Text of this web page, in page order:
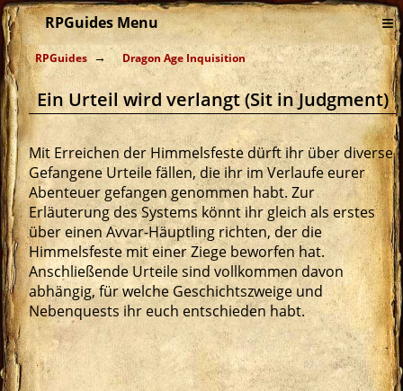
RPGuides Menu ≡
RPGuides Dragon Age Inquisition
Ein Urteil wird verlangt (Sit in Judgment)
Mit Erreichen der Himmelsfeste dürft ihr über diverse
Gefangene Urteile fällen, die ihr im Verlaufe eurer
Abenteuer gefangen genommen habt. Zur
Erläuterung des Systems könnt ihr gleich als erstes
über einen Avvar-Häuptling richten, der die
Himmelsfeste mit einer Ziege beworfen hat.
Anschließende Urteile sind vollkommen davon
abhängig, für welche Geschichtszweige und
Nebenquests ihr euch entschieden habt.